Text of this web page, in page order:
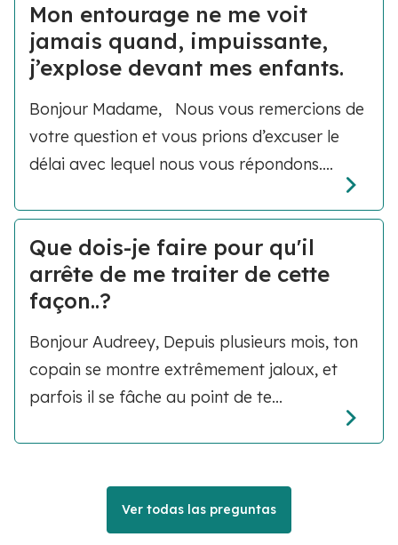
Mon entourage ne me voit
jamais quand, impuissante,
j’explose devant mes enfants.
Bonjour Madame, Nous vous remercions de
votre question et vous prions d’excuser le
délai avec lequel nous vous répondons....
Que dois-je faire pour qu'il
arrête de me traiter de cette
façon..?
Bonjour Audreey, Depuis plusieurs mois, ton
copain se montre extrêmement jaloux, et
parfois il se fâche au point de te...
Ver todas las preguntas